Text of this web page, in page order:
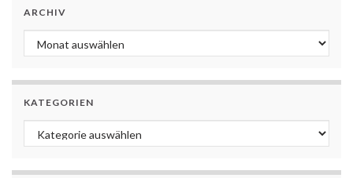
ARCHIV
Archiv
KATEGORIEN
Kategorien